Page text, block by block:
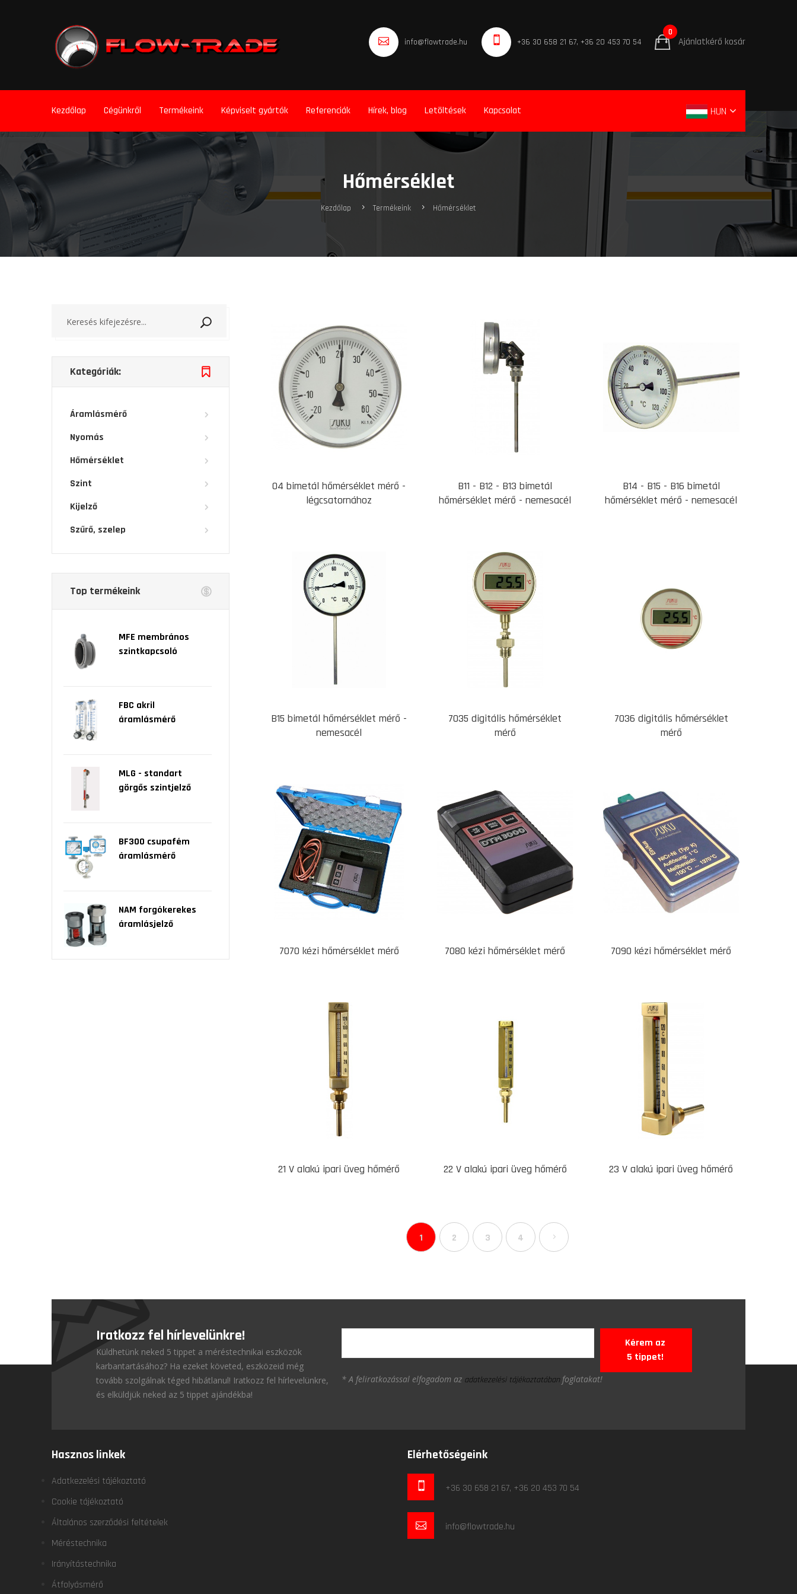
info@flowtrade.hu +36 30 658 21 67, +36 20 453 70 54 Ajánlatkérő kosár
0
Kezdőlap Cégünkről Termékeink Képviselt gyártók Referenciák Hírek, blog Letöltések Kapcsolat HUN
Hőmérséklet
Kezdőlap Termékeink Hőmérséklet
04 bimetál hőmérséklet mérő -
légcsatornához
B11 - B12 - B13 bimetál
hőmérséklet mérő - nemesacél
B14 - B15 - B16 bimetál
hőmérséklet mérő - nemesacél
B15 bimetál hőmérséklet mérő -
nemesacél
7035 digitális hőmérséklet
mérő
7036 digitális hőmérséklet
mérő
7070 kézi hőmérséklet mérő 7080 kézi hőmérséklet mérő 7090 kézi hőmérséklet mérő
21 V alakú ipari üveg hőmérő 22 V alakú ipari üveg hőmérő 23 V alakú ipari üveg hőmérő
1 2 3 4
Kategóriák:
Áramlásmérő
Nyomás
Hőmérséklet
Szint
Kijelző
Szűrő, szelep
Top termékeink
MFE membrános
szintkapcsoló
FBC akril
áramlásmérő
MLG - standart
görgős szintjelző
BF300 csupafém
áramlásmérő
NAM forgókerekes
áramlásjelző
Iratkozz fel hírlevelünkre!
Küldhetünk neked 5 tippet a méréstechnikai eszközök
karbantartásához? Ha ezeket követed, eszközeid még
tovább szolgálnak téged hibátlanul! Iratkozz fel hírlevelünkre,
és elküldjük neked az 5 tippet ajándékba!
Kérem az
5 tippet!
* A feliratkozással elfogadom az adatkezelési tájékoztatóbanfoglatakat!
Hasznos linkek
Adatkezelési tájékoztató
Cookie tájékoztató
Általános szerződési feltételek
Méréstechnika
Irányítástechnika
Átfolyásmérő
Elérhetőségeink
+36 30 658 21 67, +36 20 453 70 54
info@flowtrade.hu